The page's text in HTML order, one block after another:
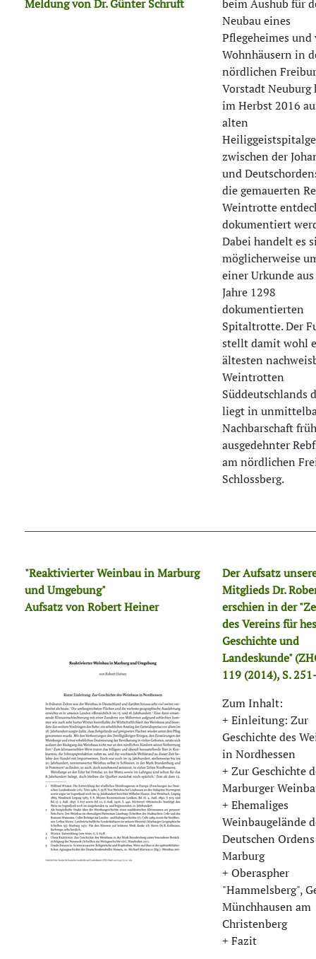
Meldung von Dr. Günter Schruft
beim Aushub für
Neubau eines
Pflegeheimes und
Wohnhäusern in
nördlichen
Vorstadt
im Herbst 2016
alten
zwischen der
und
die gemauerten
Weintrotte
dokumentiert
Dabei handelt es
möglicherweise
einer Urkunde
Jahre 1298
dokumentierten
Spitaltrotte. Der
stellt damit wohl
ältesten
Weintrotten
Süddeutschlands
liegt in
Nachbarschaft
ausgedehnter
am nördlichen
Schlossberg.
"Reaktivierter Weinbau in Marburg
und Umgebung"
Aufsatz von Robert Heiner
Der Aufsatz
Mitglieds Dr.
erschien in der
des Vereins für
Geschichte und
Landeskunde"
119 (2014), S.
Zum Inhalt:
+ Einleitung: Zur
Geschichte des
in Nordhessen
+ Zur Geschichte
Marburger
+ Ehemaliges
Weinbaugelände
Deutschen
Marburg
+ Oberaspher
"Hammelsberg",
Münchhausen am
Christenberg
+ Fazit